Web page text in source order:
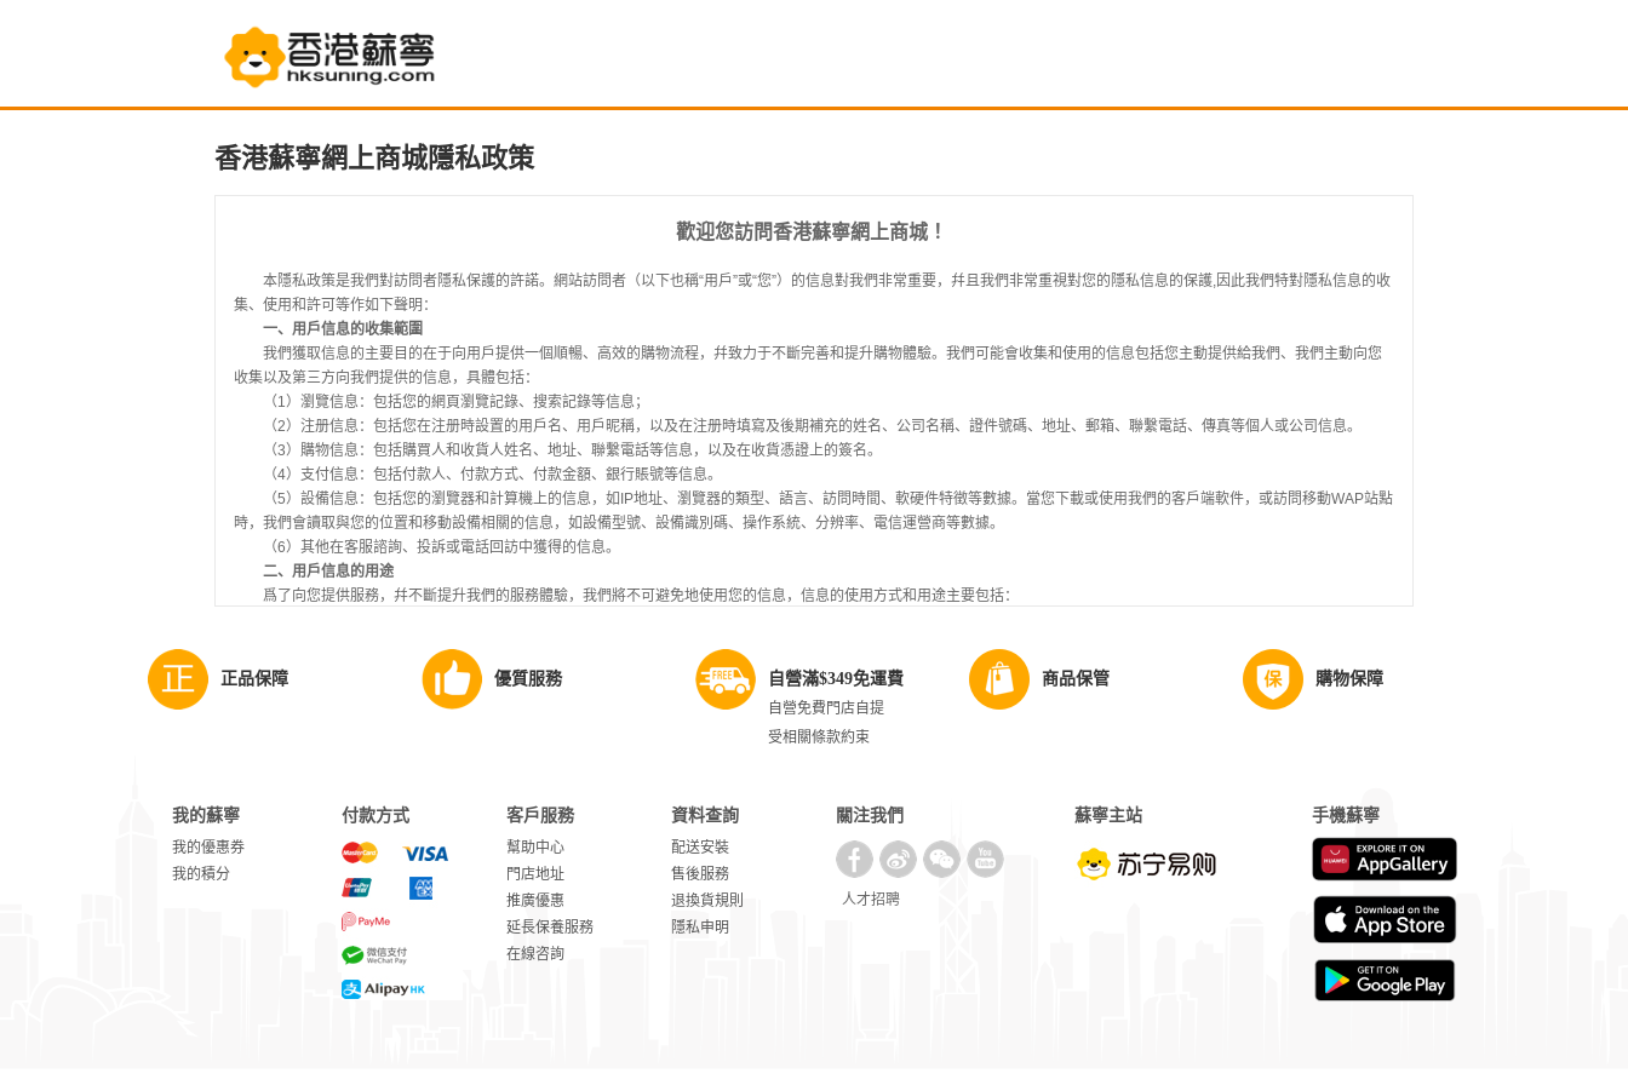
香港蘇寧網上商城隱私政策
歡迎您訪問香港蘇寧網上商城 ！
本隱私政策是我們對訪問者隱私保護的許諾。網站訪問者（以下也稱“用戶”或“您”）的信息對我們非常重要，幷且我們非常重視對您的隱私信息的保護,因此我們特對隱私信息的收
集、使用和許可等作如下聲明：
一、用戶信息的收集範圍
我們獲取信息的主要目的在于向用戶提供一個順暢、高效的購物流程，幷致力于不斷完善和提升購物體驗。我們可能會收集和使用的信息包括您主動提供給我們、我們主動向您
收集以及第三方向我們提供的信息，具體包括：
（1）瀏覽信息：包括您的網頁瀏覽記錄、搜索記錄等信息；
（2）注册信息：包括您在注册時設置的用戶名、用戶昵稱，以及在注册時填寫及後期補充的姓名、公司名稱、證件號碼、地址、郵箱、聯繫電話、傳真等個人或公司信息。
（3）購物信息：包括購買人和收貨人姓名、地址、聯繫電話等信息，以及在收貨憑證上的簽名。
（4）支付信息：包括付款人、付款方式、付款金額、銀行賬號等信息。
（5）設備信息：包括您的瀏覽器和計算機上的信息，如IP地址、瀏覽器的類型、語言、訪問時間、軟硬件特徵等數據。當您下載或使用我們的客戶端軟件，或訪問移動WAP站點
時，我們會讀取與您的位置和移動設備相關的信息，如設備型號、設備識別碼、操作系統、分辨率、電信運營商等數據。
（6）其他在客服諮詢、投訴或電話回訪中獲得的信息。
二、用戶信息的用途
爲了向您提供服務，幷不斷提升我們的服務體驗，我們將不可避免地使用您的信息，信息的使用方式和用途主要包括：
（3）根據您的申請，向您提供會員帳號，幷授予您在香港蘇寧網上商城購買商品及參加各種服務的相應會員資格，如促銷活動、購買優惠資格；
（4）收取、處理或退還款項；
（6）爲評估和完善我們的服務，進行數據分析，如購買行爲或趨勢分析、市場或顧客調查、財務分析；
（9）經您許可的其他用途。
三、用戶信息的共享、披露與轉讓
1、用戶的信息是我們業務的重要組成部分，我們不會出售或以其他方式共享您的個人信息，但如下情况除外：
（1）與我們的關聯公司、入駐商家共享相關信息；
（2）與爲我們提供配送服務、收付款服務或爲我們發送信函的合作夥伴共享相關信息；
（3）根據法律、法規及法律程序的規定；
（4）根據政府部門（如行政機構、司法機構）的要求；
（5）事先獲得您的許可。
正品保障 優質服務 自營滿$349免運費
自營免費門店自提
受相關條款約束
商品保管 購物保障
我的蘇寧
我的優惠券
我的積分
付款方式 客戶服務
幫助中心
門店地址
推廣優惠
延長保養服務
在線咨詢
資料查詢
配送安裝
售後服務
退換貨規則
隱私申明
關注我們
人才招聘
蘇寧主站 手機蘇寧